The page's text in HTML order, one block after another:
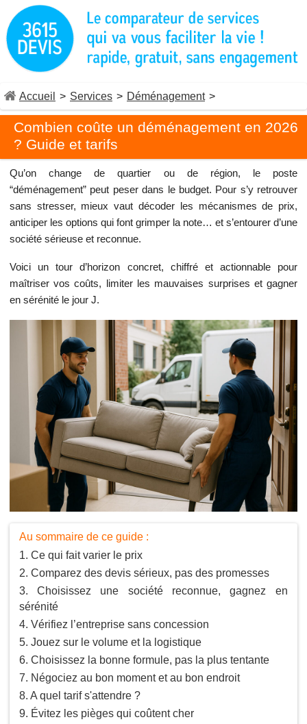
Accueil > Services > Déménagement >
Combien coûte un déménagement en 2026
? Guide et tarifs
Qu’on change de quartier ou de région, le poste
“déménagement” peut peser dans le budget. Pour s’y retrouver
sans stresser, mieux vaut décoder les mécanismes de prix,
anticiper les options qui font grimper la note… et s’entourer d’une
société sérieuse et reconnue.
Voici un tour d’horizon concret, chiffré et actionnable pour
maîtriser vos coûts, limiter les mauvaises surprises et gagner
en sérénité le jour J.
Au sommaire de ce guide :
Ce qui fait varier le prix
Comparez des devis sérieux, pas des promesses
Choisissez une société reconnue, gagnez en
sérénité
Vérifiez l’entreprise sans concession
Jouez sur le volume et la logistique
Choisissez la bonne formule, pas la plus tentante
Négociez au bon moment et au bon endroit
A quel tarif s'attendre ?
Évitez les pièges qui coûtent cher